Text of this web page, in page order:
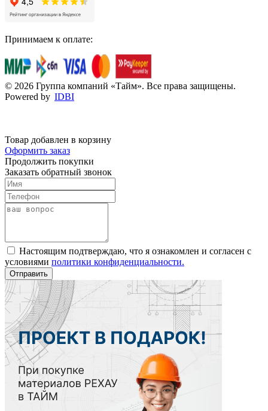
Принимаем к оплате:
© 2026 Группа компаний «Тайм». Все права защищены.
Powered by IDBI
Товар добавлен в корзину
Оформить заказ
Продолжить покупки
Заказать обратный звонок
Настоящим подтверждаю, что я ознакомлен и согласен с
условиями политики конфиденциальности.
Отправить